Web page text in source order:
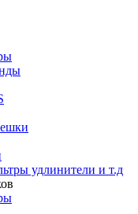
удлинители и т.д